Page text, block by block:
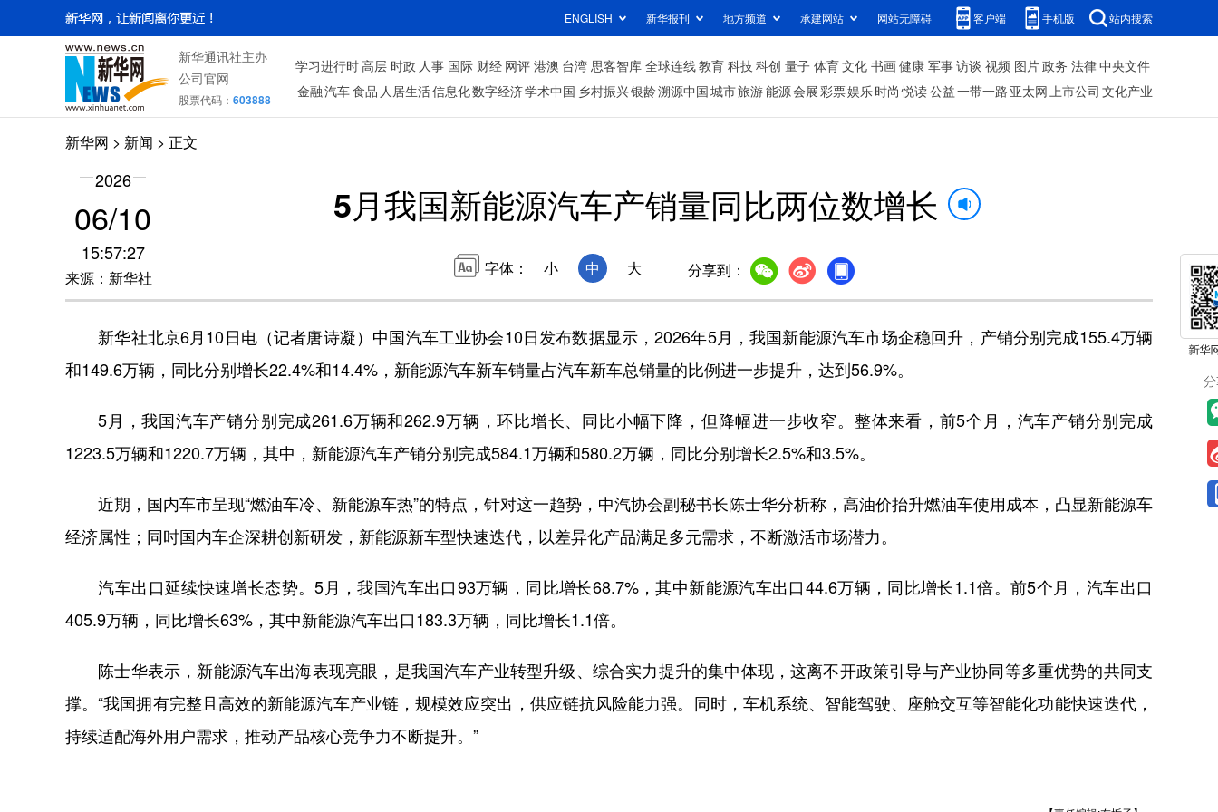
ENGLISH 新华报刊 地方频道 承建网站 网站无障碍 客户端 手机版 站内搜索
新华通讯社主办
公司官网
股票代码： 603888
学习进行时高层 时政 人事 国际 财经 网评 港澳 台湾 思客智库 全球连线教育 科技科创 量子 体育文化 书画健康 军事访谈 视频 图片政务 法律中央文件
金融汽车食品 人居生活信息化数字经济学术中国 乡村振兴银龄溯源中国城市旅游能源会展彩票娱乐时尚 悦读公益一带一路 亚太网上市公司 文化产业
新华网 > 新闻 > 正文
2026
06/10
15:57:27
来源：新华社
5月我国新能源汽车产销量同比两位数增长
字体： 小 中 大 分享到：
新华社北京6月10日电（记者唐诗凝）中国汽车工业协会10日发布数据显示，2026年5月，我国新能源汽车市场企稳回升，产销分别完成155.4万辆
和149.6万辆，同比分别增长22.4%和14.4%，新能源汽车新车销量占汽车新车总销量的比例进一步提升，达到56.9%。
5月，我国汽车产销分别完成261.6万辆和262.9万辆，环比增长、同比小幅下降，但降幅进一步收窄。整体来看，前5个月，汽车产销分别完成
1223.5万辆和1220.7万辆，其中，新能源汽车产销分别完成584.1万辆和580.2万辆，同比分别增长2.5%和3.5%。
近期，国内车市呈现“燃油车冷、新能源车热”的特点，针对这一趋势，中汽协会副秘书长陈士华分析称，高油价抬升燃油车使用成本，凸显新能源车
经济属性；同时国内车企深耕创新研发，新能源新车型快速迭代，以差异化产品满足多元需求，不断激活市场潜力。
汽车出口延续快速增长态势。5月，我国汽车出口93万辆，同比增长68.7%，其中新能源汽车出口44.6万辆，同比增长1.1倍。前5个月，汽车出口
405.9万辆，同比增长63%，其中新能源汽车出口183.3万辆，同比增长1.1倍。
陈士华表示，新能源汽车出海表现亮眼，是我国汽车产业转型升级、综合实力提升的集中体现，这离不开政策引导与产业协同等多重优势的共同支
撑。“我国拥有完整且高效的新能源汽车产业链，规模效应突出，供应链抗风险能力强。同时，车机系统、智能驾驶、座舱交互等智能化功能快速迭代，
持续适配海外用户需求，推动产品核心竞争力不断提升。”